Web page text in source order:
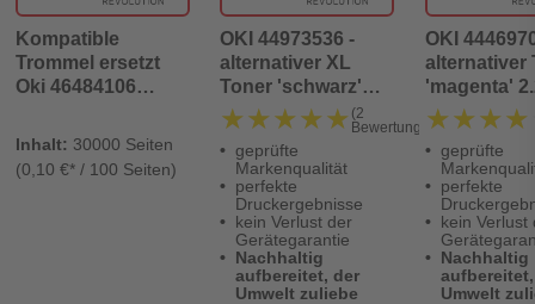
Kompatible
Trommel ersetzt
Oki 46484106
Inhalt: 30000 Seiten
(0,10 €* / 100 Seiten)
OKI 44973536 -
alternativer XL
Toner 'schwarz'
4.400 Seiten -
Digital Revolution
★★★★★
★★★★★ (2
Bewertungen)
geprüfte
Markenqualität
perfekte
Druckergebnisse
kein Verlust der
Gerätegarantie
Nachhaltig
aufbereitet, der
Umwelt zuliebe
OKI
alternativer
'magenta'
Seiten -
Revolution
geprüfte
perfekte
kein Verlust
Nachhaltig
Umwelt